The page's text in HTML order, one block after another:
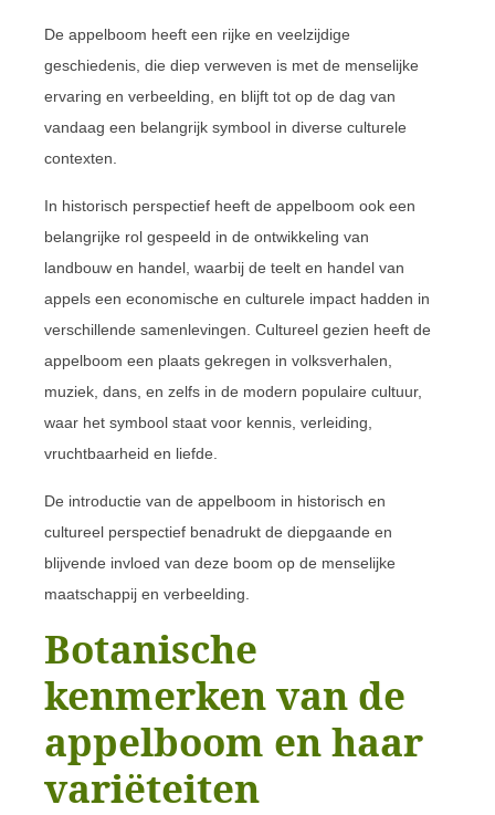
De appelboom heeft een rijke en veelzijdige
geschiedenis, die diep verweven is met de menselijke
ervaring en verbeelding, en blijft tot op de dag van
vandaag een belangrijk symbool in diverse culturele
contexten.
In historisch perspectief heeft de appelboom ook een
belangrijke rol gespeeld in de ontwikkeling van
landbouw en handel, waarbij de teelt en handel van
appels een economische en culturele impact hadden in
verschillende samenlevingen. Cultureel gezien heeft de
appelboom een plaats gekregen in volksverhalen,
muziek, dans, en zelfs in de modern populaire cultuur,
waar het symbool staat voor kennis, verleiding,
vruchtbaarheid en liefde.
De introductie van de appelboom in historisch en
cultureel perspectief benadrukt de diepgaande en
blijvende invloed van deze boom op de menselijke
maatschappij en verbeelding.
Botanische
kenmerken van de
appelboom en haar
variëteiten